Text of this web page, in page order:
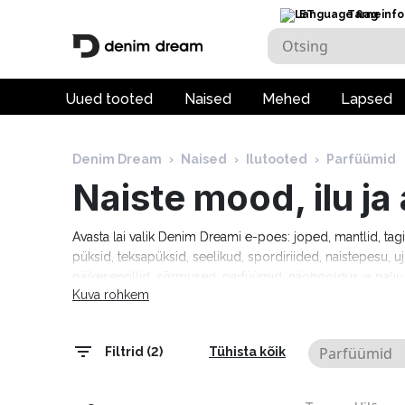
ET Tarneinfo
Uued tooted Naised Mehed Lapsed
Denim Dream › Naised › Ilutooted › Parfüümid
Naiste mood, ilu
Avasta lai valik Denim Dreami e-poes: joped, mantlid,
püksid, teksapüksid, seelikud, spordiriided, naistepesu,
Tommy Hilfiger, Calvin Klein, Camel Active, Denim
Kuva rohkem
Filtrid (2) Tühista kõik Parfüümid